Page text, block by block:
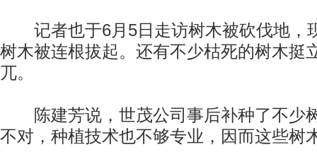
记者也于6月5日走访树木被砍伐地，
树木被连根拔起。还有不少枯死的树木挺
兀。
陈建芳说，世茂公司事后补种了不少
不对，种植技术也不够专业，因而这些树